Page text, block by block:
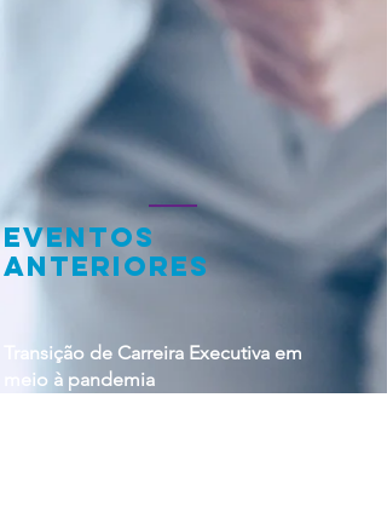
Eventos
anteriores
Transição de Carreira Executiva em
meio à pandemia